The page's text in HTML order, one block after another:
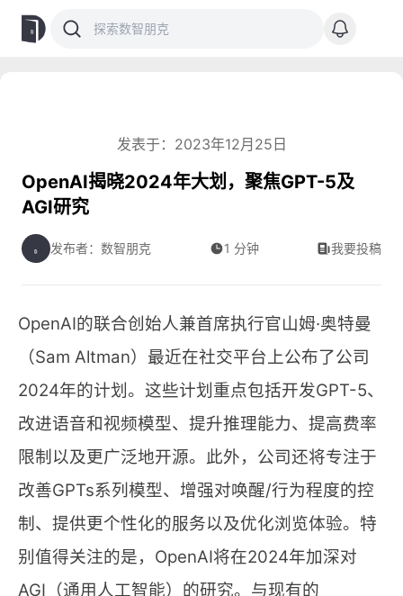
发表于：2023年12月25日
OpenAI揭晓2024年大划，聚焦GPT-5及
AGI研究
发布者：数智朋克 1 分钟 我要投稿
OpenAI的联合创始人兼首席执行官山姆·奥特曼
（Sam Altman）最近在社交平台上公布了公司
2024年的计划。这些计划重点包括开发GPT-5、
改进语音和视频模型、提升推理能力、提高费率
限制以及更广泛地开源。此外，公司还将专注于
改善GPTs系列模型、增强对唤醒/行为程度的控
制、提供更个性化的服务以及优化浏览体验。特
别值得关注的是，OpenAI将在2024年加深对
AGI（通用人工智能）的研究。与现有的